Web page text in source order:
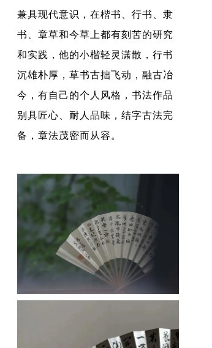
兼具现代意识，在楷书、行书、隶
书、章草和今草上都有刻苦的研究
和实践，他的小楷轻灵潇散，行书
沉雄朴厚，草书古拙飞动，融古冶
今，有自己的个人风格，书法作品
别具匠心、耐人品味，结字古法完
备，章法茂密而从容。